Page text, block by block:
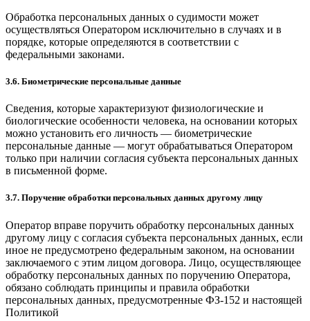
Обработка персональных данных о судимости может
осуществляться Оператором исключительно в случаях и в
порядке, которые определяются в соответствии с
федеральными законами.
3.6. Биометрические персональные данные
Сведения, которые характеризуют физиологические и
биологические особенности человека, на основании которых
можно установить его личность — биометрические
персональные данные — могут обрабатываться Оператором
только при наличии согласия субъекта персональных данных
в письменной форме.
3.7. Поручение обработки персональных данных другому лицу
Оператор вправе поручить обработку персональных данных
другому лицу с согласия субъекта персональных данных, если
иное не предусмотрено федеральным законом, на основании
заключаемого с этим лицом договора. Лицо, осуществляющее
обработку персональных данных по поручению Оператора,
обязано соблюдать принципы и правила обработки
персональных данных, предусмотренные ФЗ-152 и настоящей
Политикой